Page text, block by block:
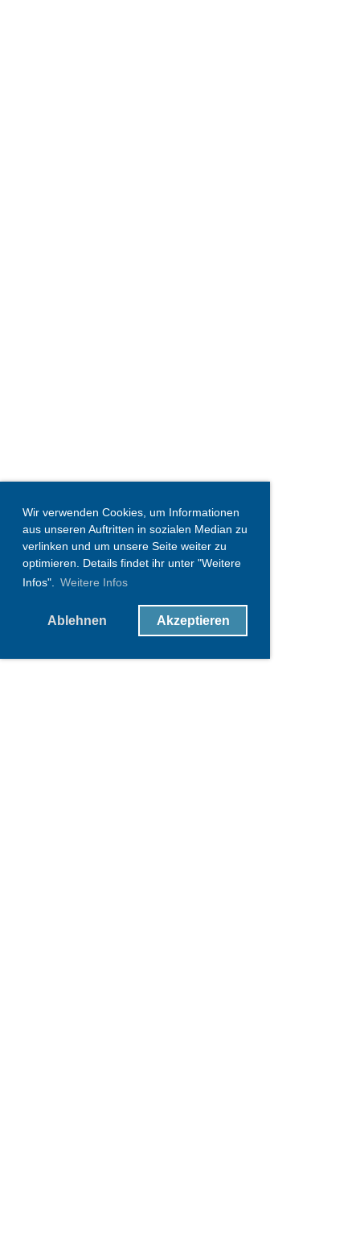
Wir verwenden Cookies, um Informationen
aus unseren Auftritten in sozialen Median zu
verlinken und um unsere Seite weiter zu
optimieren. Details findet ihr unter "Weitere
Infos". Weitere Infos
Ablehnen Akzeptieren